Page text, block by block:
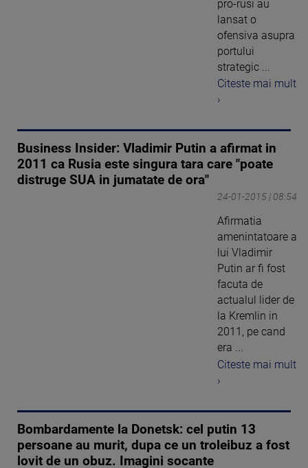
pro-rusi au
lansat o
ofensiva asupra
portului
strategic ...
Citeste mai mult
›
Business Insider: Vladimir Putin a afirmat in
2011 ca Rusia este singura tara care "poate
distruge SUA in jumatate de ora"
24-01-2015 | 08:54
Afirmatia
amenintatoare a
lui Vladimir
Putin ar fi fost
facuta de
actualul lider de
la Kremlin in
2011, pe cand
era ...
Citeste mai mult
›
Bombardamente la Donetsk: cel putin 13
persoane au murit, dupa ce un troleibuz a fost
lovit de un obuz. Imagini socante